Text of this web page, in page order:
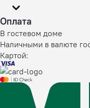
Оплата
В гостевом доме
Наличными в валюте
Картой: